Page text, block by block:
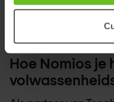
volwassen markt
benaderingen en
Hoe Nomios je